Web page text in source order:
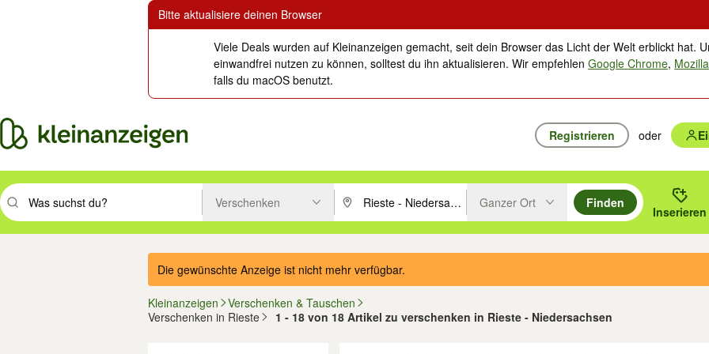
Bitte aktualisiere deinen Browser
Viele Deals wurden auf Kleinanzeigen gemacht, seit dein Browser das Licht der Welt erblickt hat.
einwandfrei nutzen zu können, solltest du ihn aktualisieren. Wir empfehlenGoogle Chrome,
falls du macOS benutzt.
Registrieren oder
Suchbegriff eingeben. Eingabetaste drücken um zu suchen, oder Vorschläge mit den Pfeiltasten nach oben/unten durchsuchen und mit
Verschenken PLZ oder Ort eingeben. Eingabetaste drücken um zu suchen, oder
Ganzer Ort
Finden
Inserieren
Die gewünschte Anzeige ist nicht mehr verfügbar.
Kleinanzeigen
Verschenken & Tauschen
Verschenken in Rieste
1 - 18 von 18 Artikel zu verschenken in Rieste - Niedersachsen